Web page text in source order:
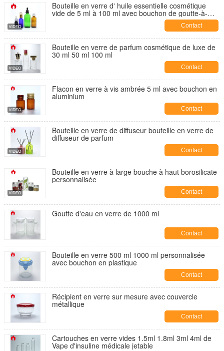
Bouteille en verre d' huile essentielle cosmétique
vide de 5 ml à 100 ml avec bouchon de goutte-à-
Contact
Bouteille en verre de parfum cosmétique de luxe de
30 ml 50 ml 100 ml
Contact
Flacon en verre à vis ambrée 5 ml avec bouchon en
aluminium
Contact
Bouteille en verre de diffuseur bouteille en verre de
diffuseur de parfum
Contact
Bouteille en verre à large bouche à haut borosilicate
personnalisée
Contact
Goutte d'eau en verre de 1000 ml
Contact
Bouteille en verre 500 ml 1000 ml personnalisée
avec bouchon en plastique
Contact
Récipient en verre sur mesure avec couvercle
métallique
Contact
Cartouches en verre vides 1.5ml 1.8ml 3ml 4ml de
Vape d'insuline médicale jetable